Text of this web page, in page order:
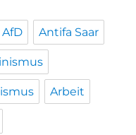
AfD Antifa Saar
Arbeit